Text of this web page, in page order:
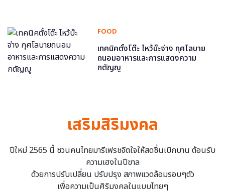
FOOD
เทคนิคตั้งโต๊ะ ไหว้บ๊ะจ่าง กุศโลบาย
ถนอมอาหารและการแสดงความ
กตัญญู
เสริมสิริมงคล
ปีใหม่ 2565 นี้ ชวนคนไทยมารีเฟรชจิตใจให้สดชื่นเบิกบาน ต้อนรับ
ความเฮงในปีขาล
ด้วยการปรับเปลี่ยน ปรับปรุง สภาพแวดล้อมรอบๆตัว
เพื่อความเป็นศิริมงคลในแบบไทยๆ